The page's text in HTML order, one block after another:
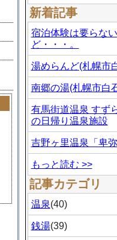
新着記事
宿泊体験は要らな
ど・・・。
湯めらんど(札幌市
南郷の湯(札幌市白
有馬街道温泉 すず
の日帰り温泉施設
吉野ヶ里温泉「卑
もっと読む >>
記事カテゴリ
温泉(40)
銭湯(39)